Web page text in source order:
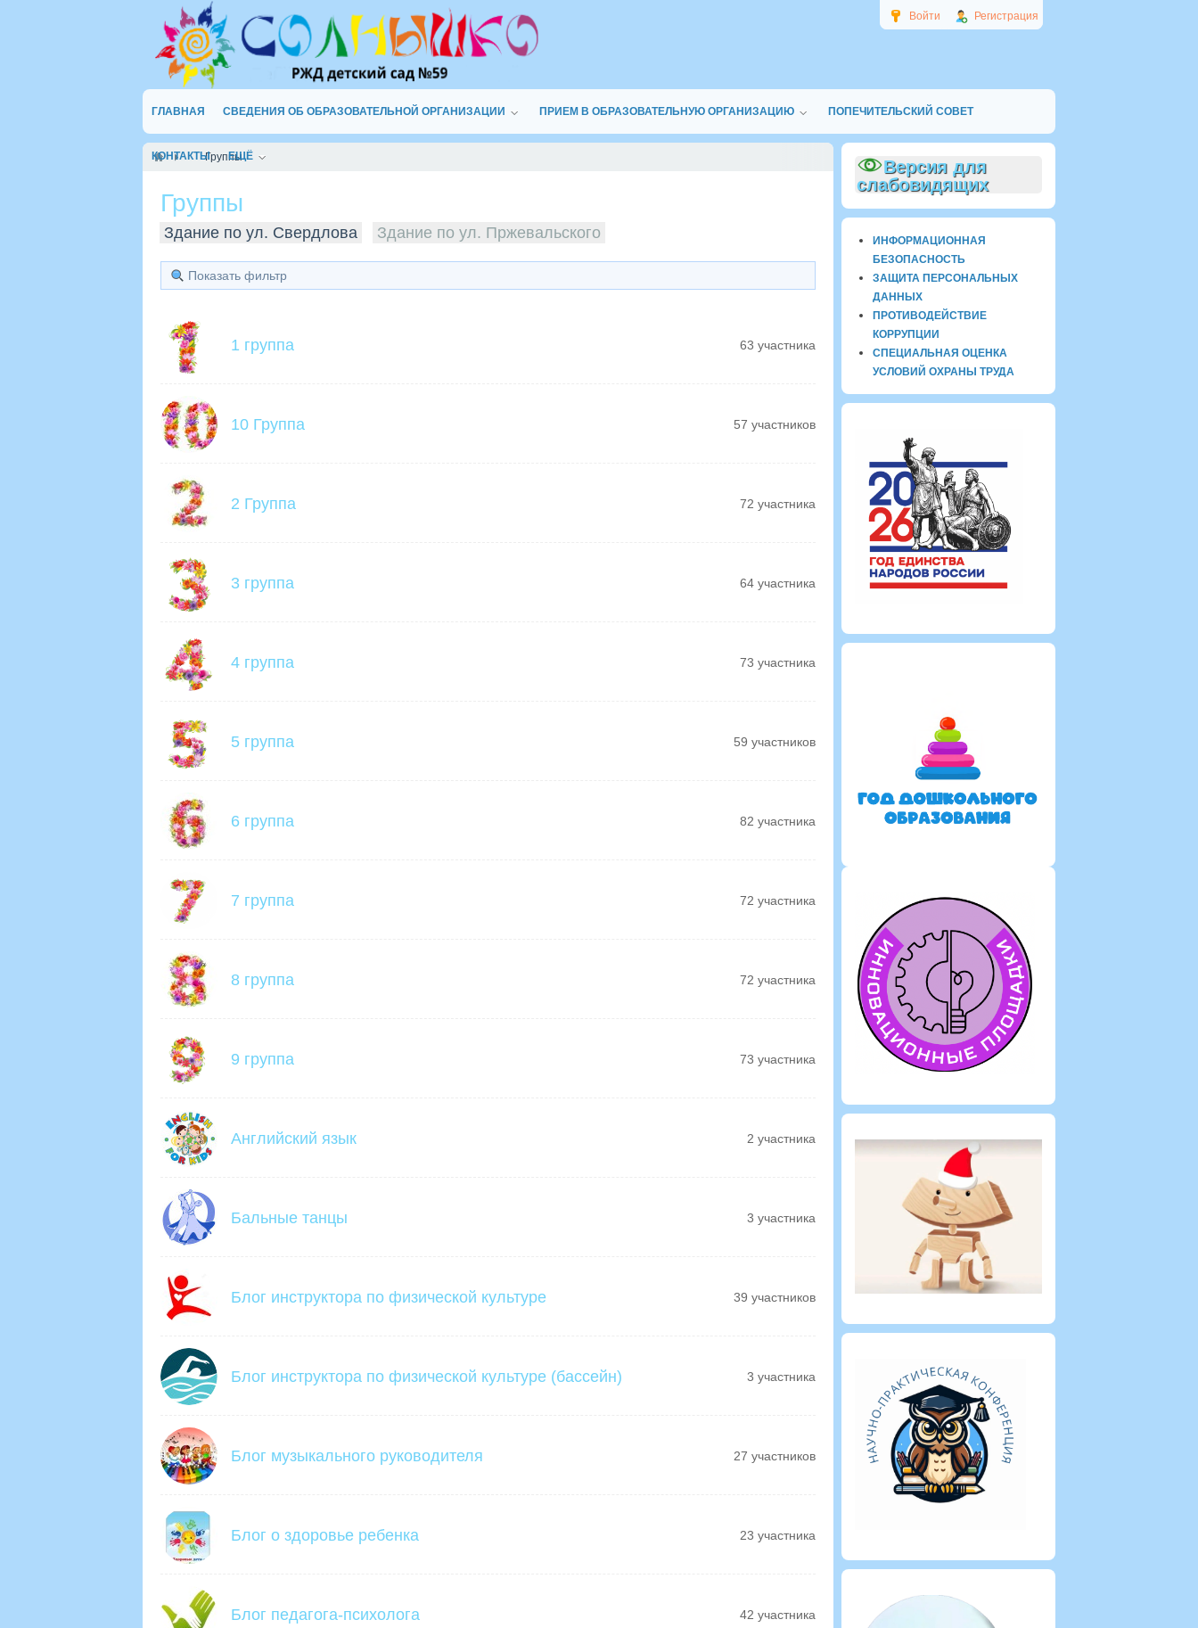
Войти Регистрация
ГЛАВНАЯ СВЕДЕНИЯ ОБ ОБРАЗОВАТЕЛЬНОЙ ОРГАНИЗАЦИИ ПРИЕМ В ОБРАЗОВАТЕЛЬНУЮ ОРГАНИЗАЦИЮ ПОПЕЧИТЕЛЬСКИЙ СОВЕТ
КОНТАКТЫ ЕЩЁ
Группы
Группы
Здание по ул. Свердлова Здание по ул. Пржевальского
Показать фильтр
1 группа 63 участника
10 Группа 57 участников
2 Группа 72 участника
3 группа 64 участника
4 группа 73 участника
5 группа 59 участников
6 группа 82 участника
7 группа 72 участника
8 группа 72 участника
9 группа 73 участника
Английский язык 2 участника
Бальные танцы 3 участника
Блог инструктора по физической культуре 39 участников
Блог инструктора по физической культуре (бассейн) 3 участника
Блог музыкального руководителя 27 участников
Блог о здоровье ребенка 23 участника
Блог педагога-психолога 42 участника
Версия для
слабовидящих
ИНФОРМАЦИОННАЯ
БЕЗОПАСНОСТЬ
ЗАЩИТА ПЕРСОНАЛЬНЫХ
ДАННЫХ
ПРОТИВОДЕЙСТВИЕ
КОРРУПЦИИ
СПЕЦИАЛЬНАЯ ОЦЕНКА
УСЛОВИЙ ОХРАНЫ ТРУДА